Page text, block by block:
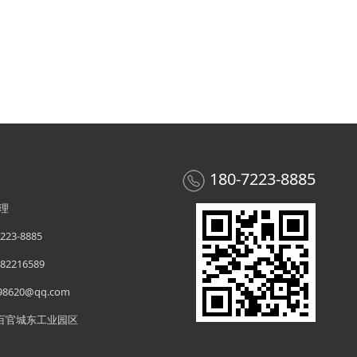
8885
城东工业园区
180-7223-8885